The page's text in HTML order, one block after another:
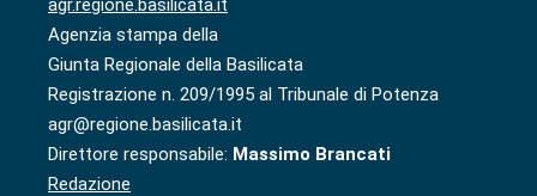
agr.regione.basilicata.it
Agenzia stampa della
Giunta Regionale della Basilicata
Registrazione n. 209/1995 al Tribunale di Potenza
agr@regione.basilicata.it
Direttore responsabile: Massimo Brancati
Redazione